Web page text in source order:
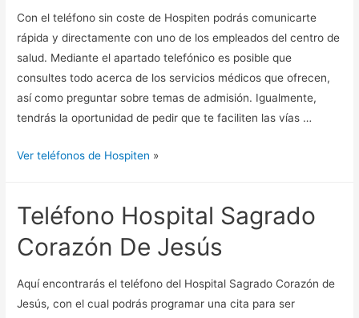
Con el teléfono sin coste de Hospiten podrás comunicarte
rápida y directamente con uno de los empleados del centro de
salud. Mediante el apartado telefónico es posible que
consultes todo acerca de los servicios médicos que ofrecen,
así como preguntar sobre temas de admisión. Igualmente,
tendrás la oportunidad de pedir que te faciliten las vías …
Ver teléfonos de Hospiten »
Teléfono Hospital Sagrado
Corazón De Jesús
Aquí encontrarás el teléfono del Hospital Sagrado Corazón de
Jesús, con el cual podrás programar una cita para ser